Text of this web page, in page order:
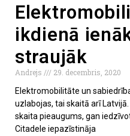
ikdienā
straujāk
Andrejs
29. decembris, 2020
Elektromobilitāte un
uzlabojas, tai skaitā arī
skaita pieaugums, gan
Citadele iepazīstināja